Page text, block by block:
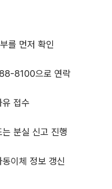
를 먼저 확인
8100으로 연락
접수
분실 신고 진행
이체 정보 갱신